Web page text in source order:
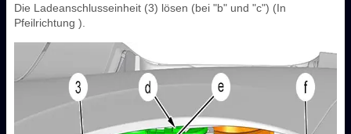
Die Ladeanschlusseinheit (3) lösen (bei "b" und "c") (In
Pfeilrichtung ).